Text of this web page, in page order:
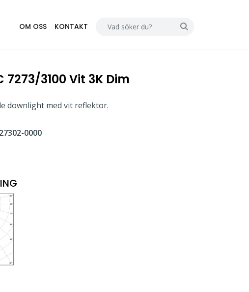
OM OSS KONTAKT
7273/3100 Vit 3K Dim
downlight med vit reflektor.
0000